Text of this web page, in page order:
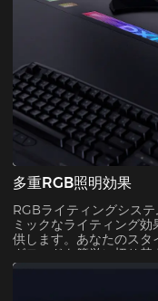
多重RGB照明効果
RGBライティングシス
ミックなライティング
供します。あなたのスタ
グモードを簡単に切り替